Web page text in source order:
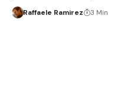
Raffaele Ramirez 3 Min